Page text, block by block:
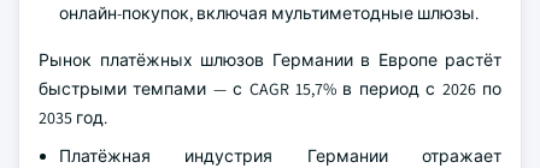
онлайн-покупок, включая мультиметодные шлюзы.
Рынок платёжных шлюзов Германии в Европе растёт
быстрыми темпами — с CAGR 15,7% в период с 2026 по
2035 год.
Платёжная индустрия Германии отражает